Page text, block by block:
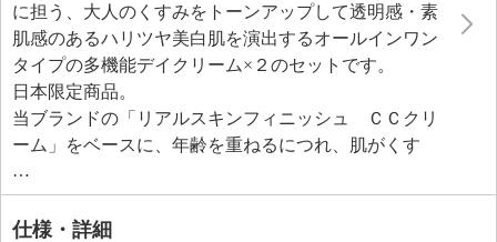
に担う、大人のくすみをトーンアップして透明感・素
肌感のあるハリツヤ美白肌を演出するオールインワン
タイプの多機能デイクリーム×２のセットです。
日本限定商品。
当ブランドの「リアルスキンフィニッシュ ＣＣクリ
ーム」をベースに、年齢を重ねるにつれ、肌がくす
み、若々しい明るい表情を演出したいというお客様の
お声から開発したアイテム。
肌悩み（茶ぐすみ、クマ、赤み、シミ、シワ、たる
仕様・詳細